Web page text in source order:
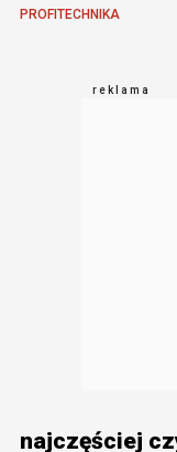
PROFITECHNIKA
najczęściej